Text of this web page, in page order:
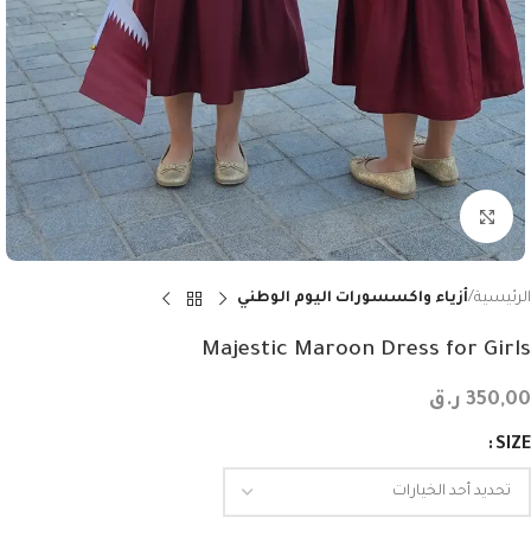
Click to enlarge
الرئيسية أزياء واكسسورات اليوم الوطني
Majestic Maroon Dress for Girls
350,00 ر.ق
SIZE